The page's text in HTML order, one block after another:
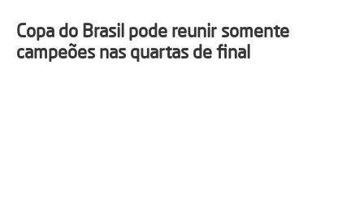
Copa do Brasil pode reunir somente
campeões nas quartas de final